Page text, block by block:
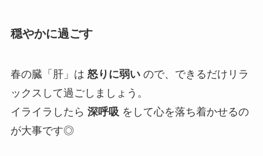
穏やかに過ごす
春の臓「肝」は 怒りに弱いので、できるだけリラ
ックスして過ごしましょう。
イライラしたら 深呼吸 をして心を落ち着かせるの
が大事です◎